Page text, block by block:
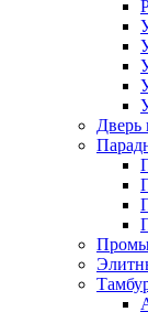
Дверь